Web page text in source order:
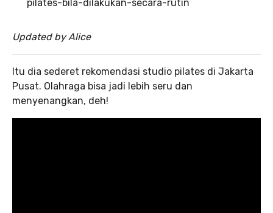
pilates-bila-dilakukan-secara-rutin
Updated by Alice
Itu dia sederet rekomendasi studio pilates di Jakarta
Pusat. Olahraga bisa jadi lebih seru dan
menyenangkan, deh!